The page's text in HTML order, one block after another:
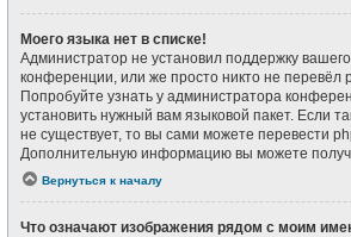
Моего языка нет в списке!
Администратор не установил поддержку
конференции, или же просто никто не перевёл
Попробуйте узнать у администратора
установить нужный вам языковой пакет. Если
не существует, то вы сами можете перевести
Дополнительную информацию вы можете
Вернуться к началу
Что означают изображения рядом с моим